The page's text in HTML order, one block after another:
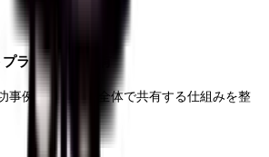
ラクティス共有
事例を、チーム全体で共有する仕組みを整